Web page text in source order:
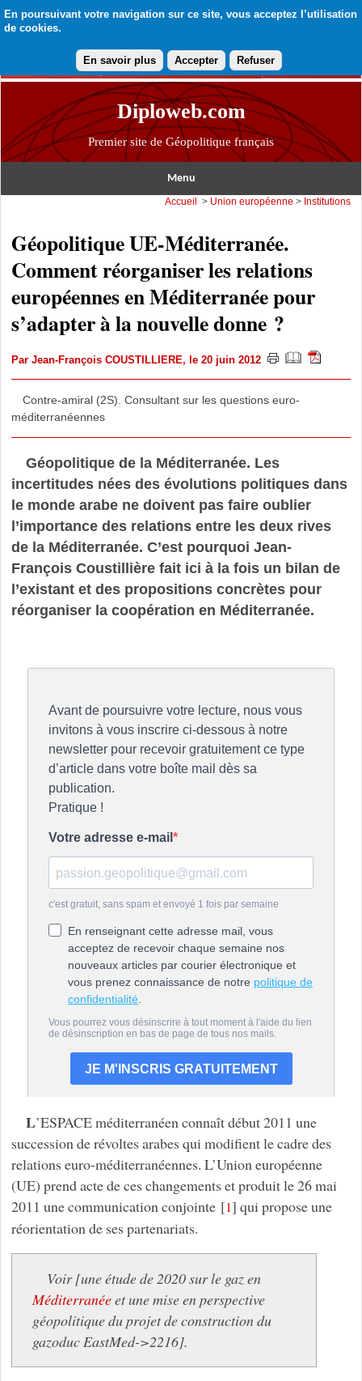
En poursuivant votre navigation sur ce site, vous acceptez l’utilisation
de cookies.
En savoir plus Accepter Refuser
Diploweb.com
Premier site de Géopolitique français
Menu
Accueil > Union européenne > Institutions
Géopolitique UE-Méditerranée.
Comment réorganiser les relations
européennes en Méditerranée pour
s’adapter à la nouvelle donne ?
Par Jean-François COUSTILLIERE, le 20 juin 2012
Contre-amiral (2S). Consultant sur les questions euro-
méditerranéennes
Géopolitique de la Méditerranée. Les
incertitudes nées des évolutions politiques dans
le monde arabe ne doivent pas faire oublier
l’importance des relations entre les deux rives
de la Méditerranée. C’est pourquoi Jean-
François Coustillière fait ici à la fois un bilan de
l’existant et des propositions concrètes pour
réorganiser la coopération en Méditerranée.
L’ESPACE méditerranéen connaît début 2011 une
succession de révoltes arabes qui modifient le cadre des
relations euro-méditerranéennes. L’Union européenne
(UE) prend acte de ces changements et produit le 26 mai
2011 une communication conjointe[1] qui propose une
réorientation de ses partenariats.
Voir [une étude de 2020 sur le gaz en
Méditerranéeet une mise en perspective
géopolitique du projet de construction du
gazoduc EastMed->2216].